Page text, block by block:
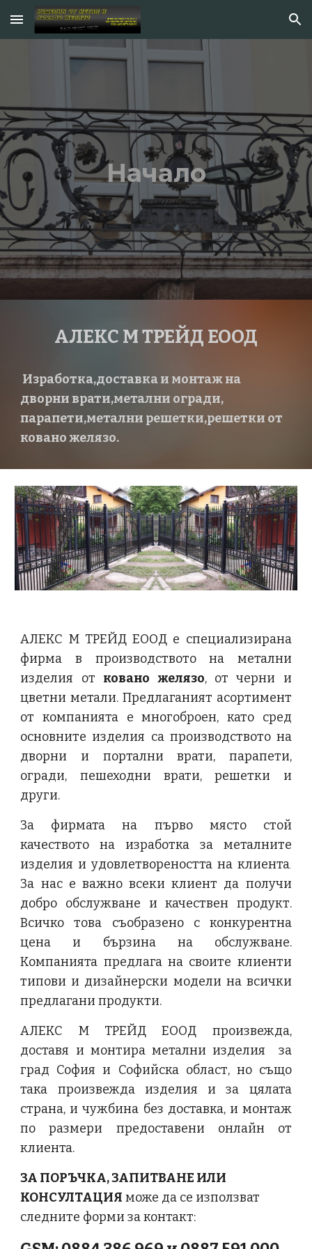
Skip to main content Skip to navigation
Начало
АЛЕКС М ТРЕЙД ЕООД
Изработка,доставка и монтаж на
дворни врати,метални огради,
парапети,метални решетки,решетки от
ковано желязо.
АЛЕКС М ТРЕЙД ЕООД е специализирана
фирма в производството на метални
изделия от ковано желязо, от черни и
цветни метали. Предлаганият асортимент
от компанията е многоброен, като сред
основните изделия са производството на
дворни и портални врати, парапети,
огради, пешеходни врати, решетки и
други.
За фирмата на първо място стой
качеството на изработка за металните
изделия и удовлетвореността на клиента.
За нас е важно всеки клиент да получи
добро обслужване и качествен продукт.
Всичко това съобразено с конкурентна
цена и бързина на обслужване.
Компанията предлага на своите клиенти
типови и дизайнерски модели на всички
предлагани продукти.
АЛЕКС М ТРЕЙД ЕООД произвежда,
доставя и монтира метални изделия за
град София и Софийска област, но също
така произвежда изделия и за цялата
страна, и чужбина без доставка, и монтаж
по размери предоставени онлайн от
клиента.
ЗА ПОРЪЧКА, ЗАПИТВАНЕ ИЛИ
КОНСУЛТАЦИЯ може да се използват
следните форми за контакт: